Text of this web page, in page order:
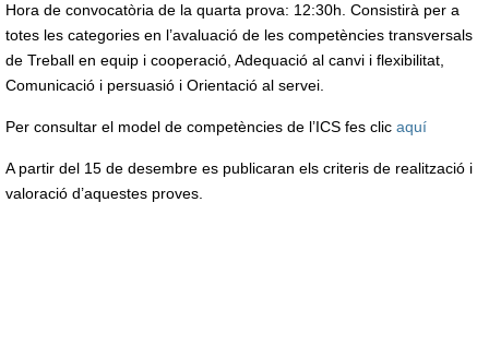
Hora de convocatòria de la quarta prova: 12:30h. Consistirà per a
totes les categories en l’avaluació de les competències transversals
de Treball en equip i cooperació, Adequació al canvi i flexibilitat,
Comunicació i persuasió i Orientació al servei.
Per consultar el model de competències de l’ICS fes clic aquí
A partir del 15 de desembre es publicaran els criteris de realització i
valoració d’aquestes proves.